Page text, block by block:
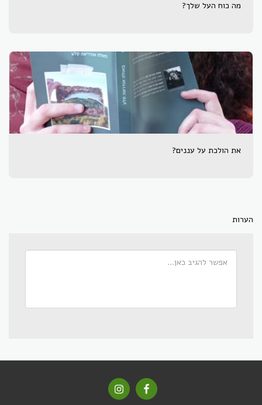
מה כוח העל שלך?
את הולכת על עננים?
הערות